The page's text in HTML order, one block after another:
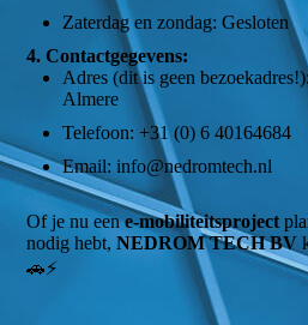
Zaterdag en zondag: Gesloten
4. Contactgegevens:
Adres (dit is geen
Almere
Telefoon: +31 (0) 6 40164684
Email: info@nedromtech.nl
Of je nu eene-mobiliteitsproject
nodig hebt,NEDROM TECH BV
🚗⚡